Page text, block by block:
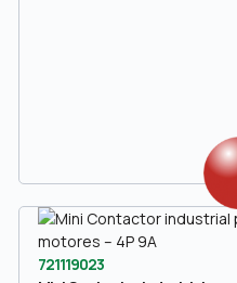
721119023